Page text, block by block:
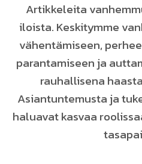
Artikkeleita
iloista. Keskitymme
vähentämiseen,
parantamiseen ja
rauhallisena
Asiantuntemusta ja
haluavat kasvaa